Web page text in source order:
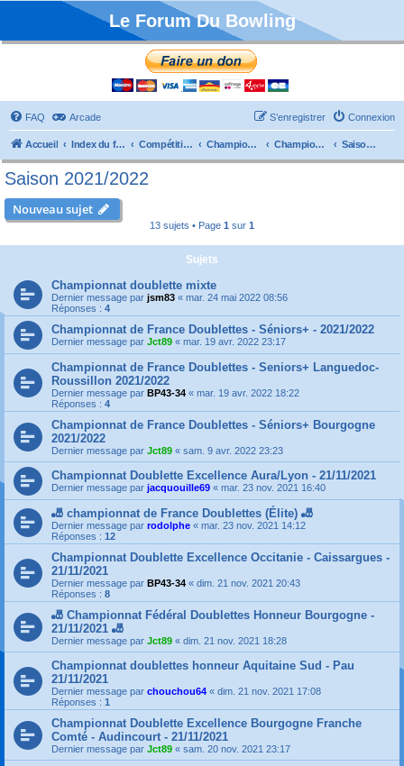
Le Forum Du Bowling
FAQ Arcade Connexion
S’enregistrer
Accueil Index du forum Compétitions Championnats de France Championnat Doublettes Saison 2021/2022
Saison 2021/2022
Nouveau sujet
13 sujets • Page 1 sur 1
Sujets
Championnat doublette mixte
Dernier message par jsm83 « mar. 24 mai 2022 08:56
Réponses : 4
Championnat de France Doublettes - Séniors+ - 2021/2022
Dernier message par Jct89 « mar. 19 avr. 2022 23:17
Championnat de France Doublettes - Seniors+ Languedoc-
Roussillon 2021/2022
Dernier message par BP43-34 « mar. 19 avr. 2022 18:22
Réponses : 4
Championnat de France Doublettes - Séniors+ Bourgogne
2021/2022
Dernier message par Jct89 « sam. 9 avr. 2022 23:23
Championnat Doublette Excellence Aura/Lyon - 21/11/2021
Dernier message par jacquouille69 « mar. 23 nov. 2021 16:40
🎳 championnat de France Doublettes (Élite) 🎳
Dernier message par rodolphe « mar. 23 nov. 2021 14:12
Réponses : 12
Championnat Doublette Excellence Occitanie - Caissargues -
21/11/2021
Dernier message par BP43-34 « dim. 21 nov. 2021 20:43
Réponses : 8
🎳 Championnat Fédéral Doublettes Honneur Bourgogne -
21/11/2021 🎳
Dernier message par Jct89 « dim. 21 nov. 2021 18:28
Championnat doublettes honneur Aquitaine Sud - Pau
21/11/2021
Dernier message par chouchou64 « dim. 21 nov. 2021 17:08
Réponses : 1
Championnat Doublette Excellence Bourgogne Franche
Comté - Audincourt - 21/11/2021
Dernier message par Jct89 « sam. 20 nov. 2021 23:17